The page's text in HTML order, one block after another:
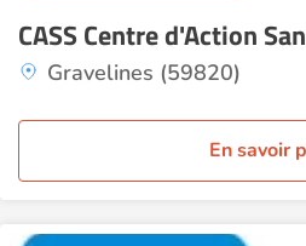
CASS Centre d'Action
Gravelines (59820)
En savoir